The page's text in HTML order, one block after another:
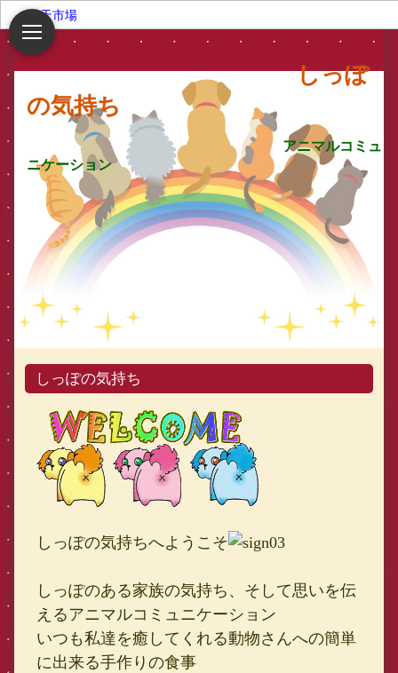
楽天市場
しっぽ
の気持ち
アニマルコミュ
ニケーション
しっぽの気持ち
しっぽの気持ちへようこそ
しっぽのある家族の気持ち、そして思いを伝
えるアニマルコミュニケーション
いつも私達を癒してくれる動物さんへの簡単
に出来る手作りの食事